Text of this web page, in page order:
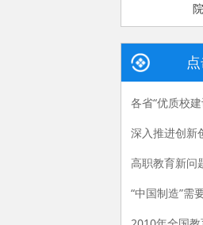
各省“优质校
深入推进创新
高职教育新问
“中国制造”需